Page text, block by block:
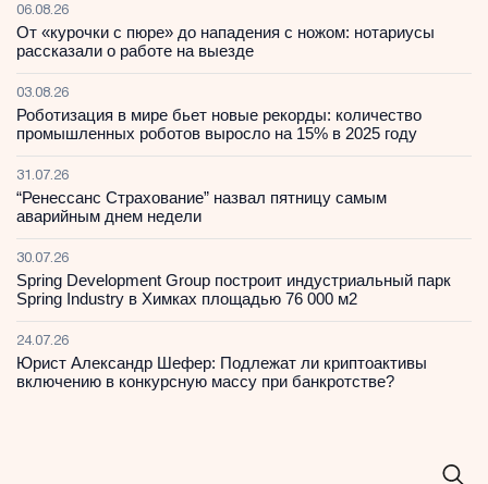
06.08.26
От «курочки с пюре» до нападения с ножом: нотариусы
рассказали о работе на выезде
03.08.26
Роботизация в мире бьет новые рекорды: количество
промышленных роботов выросло на 15% в 2025 году
31.07.26
“Ренессанс Страхование” назвал пятницу самым
аварийным днем недели
30.07.26
Spring Development Group построит индустриальный парк
Spring Industry в Химках площадью 76 000 м2
24.07.26
Юрист Александр Шефер: Подлежат ли криптоактивы
включению в конкурсную массу при банкротстве?